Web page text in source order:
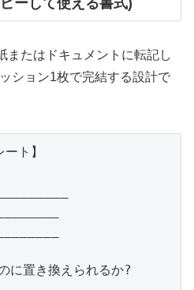
ーして使える書式)
またはドキュメントに転記し
ション1枚で完結する設計で
ト】
置き換えられるか?